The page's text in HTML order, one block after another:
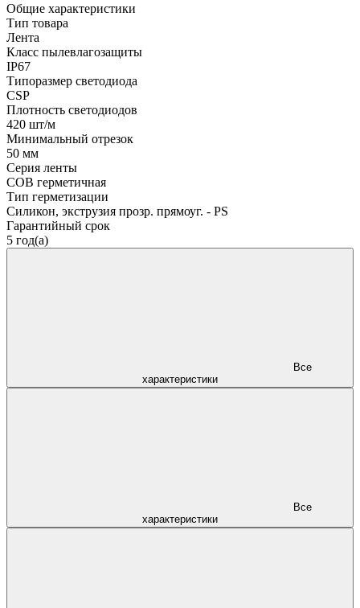
Общие характеристики
Тип товара
Лента
Класс пылевлагозащиты
IP67
Типоразмер светодиода
CSP
Плотность светодиодов
420 шт/м
Минимальный отрезок
50 мм
Серия ленты
COB герметичная
Тип герметизации
Силикон, экструзия прозр. прямоуг. - PS
Гарантийный срок
5 год(а)
характеристики
характеристики